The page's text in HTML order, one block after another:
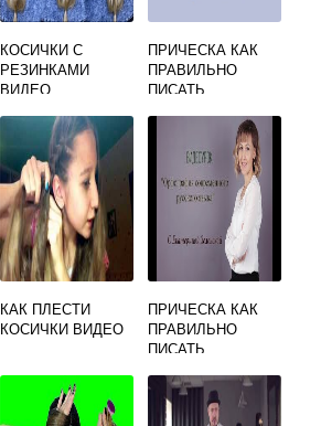
КОСИЧКИ С
РЕЗИНКАМИ
ВИДЕО
ПРИЧЕСКА КАК
ПРАВИЛЬНО
ПИСАТЬ
КАК ПЛЕСТИ
КОСИЧКИ ВИДЕО
ПРИЧЕСКА КАК
ПРАВИЛЬНО
ПИСАТЬ